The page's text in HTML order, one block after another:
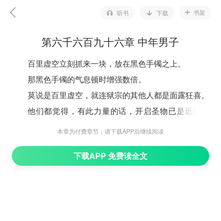
听书 下载 书架
第六千六百九十六章 中年男子
百里虚空立刻抓来一块，放在黑色手镯之上。
那黑色手镯的气息顿时增强数倍。
莫说是百里虚空，就连狱宗的其他人都是面露狂喜。
他们都觉得，有此力量的话，开启圣物已是近在眼
启圣物。”
本章为付费章节，请下载APP后继续阅读
下载APP 免费读全文